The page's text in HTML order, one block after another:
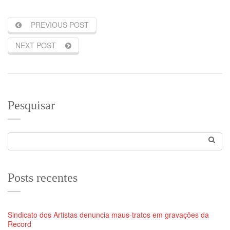
PREVIOUS POST
NEXT POST
Pesquisar
Posts recentes
Sindicato dos Artistas denuncia maus-tratos em gravações da
Record